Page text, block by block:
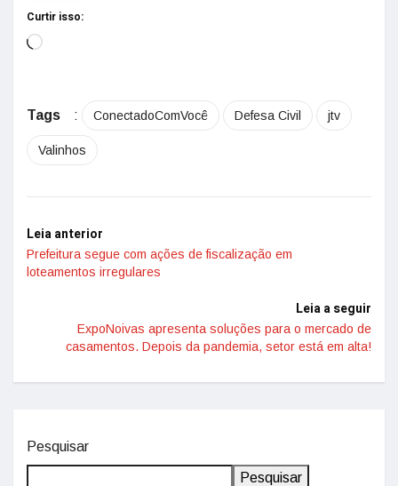
Curtir isso:
Tags : ConectadoComVocê Defesa Civil jtv
Valinhos
Leia anterior
Prefeitura segue com ações de fiscalização em
loteamentos irregulares
Leia a seguir
ExpoNoivas apresenta soluções para o mercado de
casamentos. Depois da pandemia, setor está em alta!
Pesquisar
Pesquisar